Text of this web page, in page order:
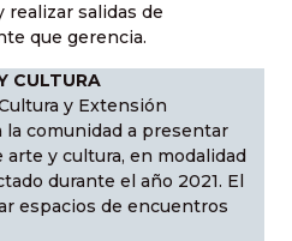
salidas de
que gerencia.
CULTURA
y Extensión
comunidad a presentar
y cultura, en modalidad
durante el año 2021. El
espacios de encuentros